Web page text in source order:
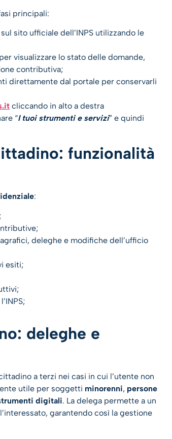
principali:
sito ufficiale dell’INPS utilizzando le
visualizzare lo stato delle domande,
contributiva;
direttamente dal portale per conservarli
cliccando in alto a destra
“I tuoi strumenti e servizi” e quindi
funzionalità
:
deleghe e modifiche dell’ufficio
esiti;
deleghe e
a terzi nei casi in cui l’utente non
utile per soggetti minorenni, persone
digitali. La delega permette a un
garantendo così la gestione